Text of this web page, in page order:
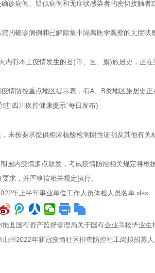
诊病例、疑似病例和无症状感染者的密切接触
的确诊病例和已解除集中隔离医学观察的无症
内有本土疫情发生的县(市、区、旗)旅居史，正
情防控重点地区提示表，有A、B类地区旅居史
“四川疾控健康提示”每日发布)
未按要求提供相应核酸检测阴性证明及其他有关
国内疫情多点散发，考试疫情防控相关规定将
求，并严格按相关规定执行。
年上半年事业单位工作人员体检人员名单.xlsx
拖县国有资产监督管理局关于国有企业高校毕业生
山州2022年新冠疫情社区排查防控社工岗拟招募人